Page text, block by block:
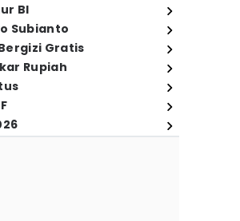
BI
Subianto
Gratis
Rupiah